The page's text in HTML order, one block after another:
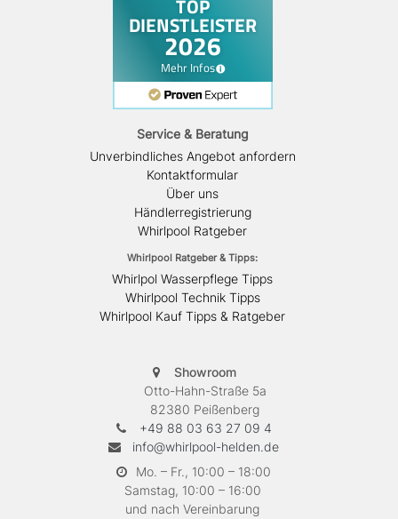
Service & Beratung
Unverbindliches Angebot anfordern
Kontaktformular
Über uns
Händlerregistrierung
Whirlpool Ratgeber
Whirlpool Ratgeber & Tipps:
Whirlpol Wasserpflege Tipps
Whirlpool Technik Tipps
Whirlpool Kauf Tipps & Ratgeber
Showroom
Otto-Hahn-Straße 5a
82380 Peißenberg
+49 88 03 63 27 09 4
info@whirlpool-helden.de
Mo. – Fr., 10:00 – 18:00
Samstag, 10:00 – 16:00
und nach Vereinbarung